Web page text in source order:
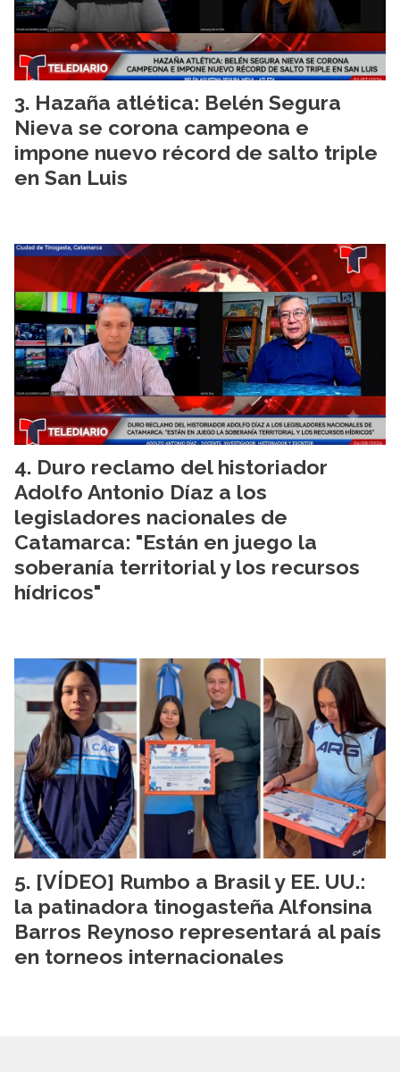
Hazaña atlética: Belén Segura
Nieva se corona campeona e
impone nuevo récord de salto triple
en San Luis
Duro reclamo del historiador
Adolfo Antonio Díaz a los
legisladores nacionales de
Catamarca: "Están en juego la
soberanía territorial y los recursos
hídricos"
[VÍDEO] Rumbo a Brasil y EE. UU.:
la patinadora tinogasteña Alfonsina
Barros Reynoso representará al país
en torneos internacionales